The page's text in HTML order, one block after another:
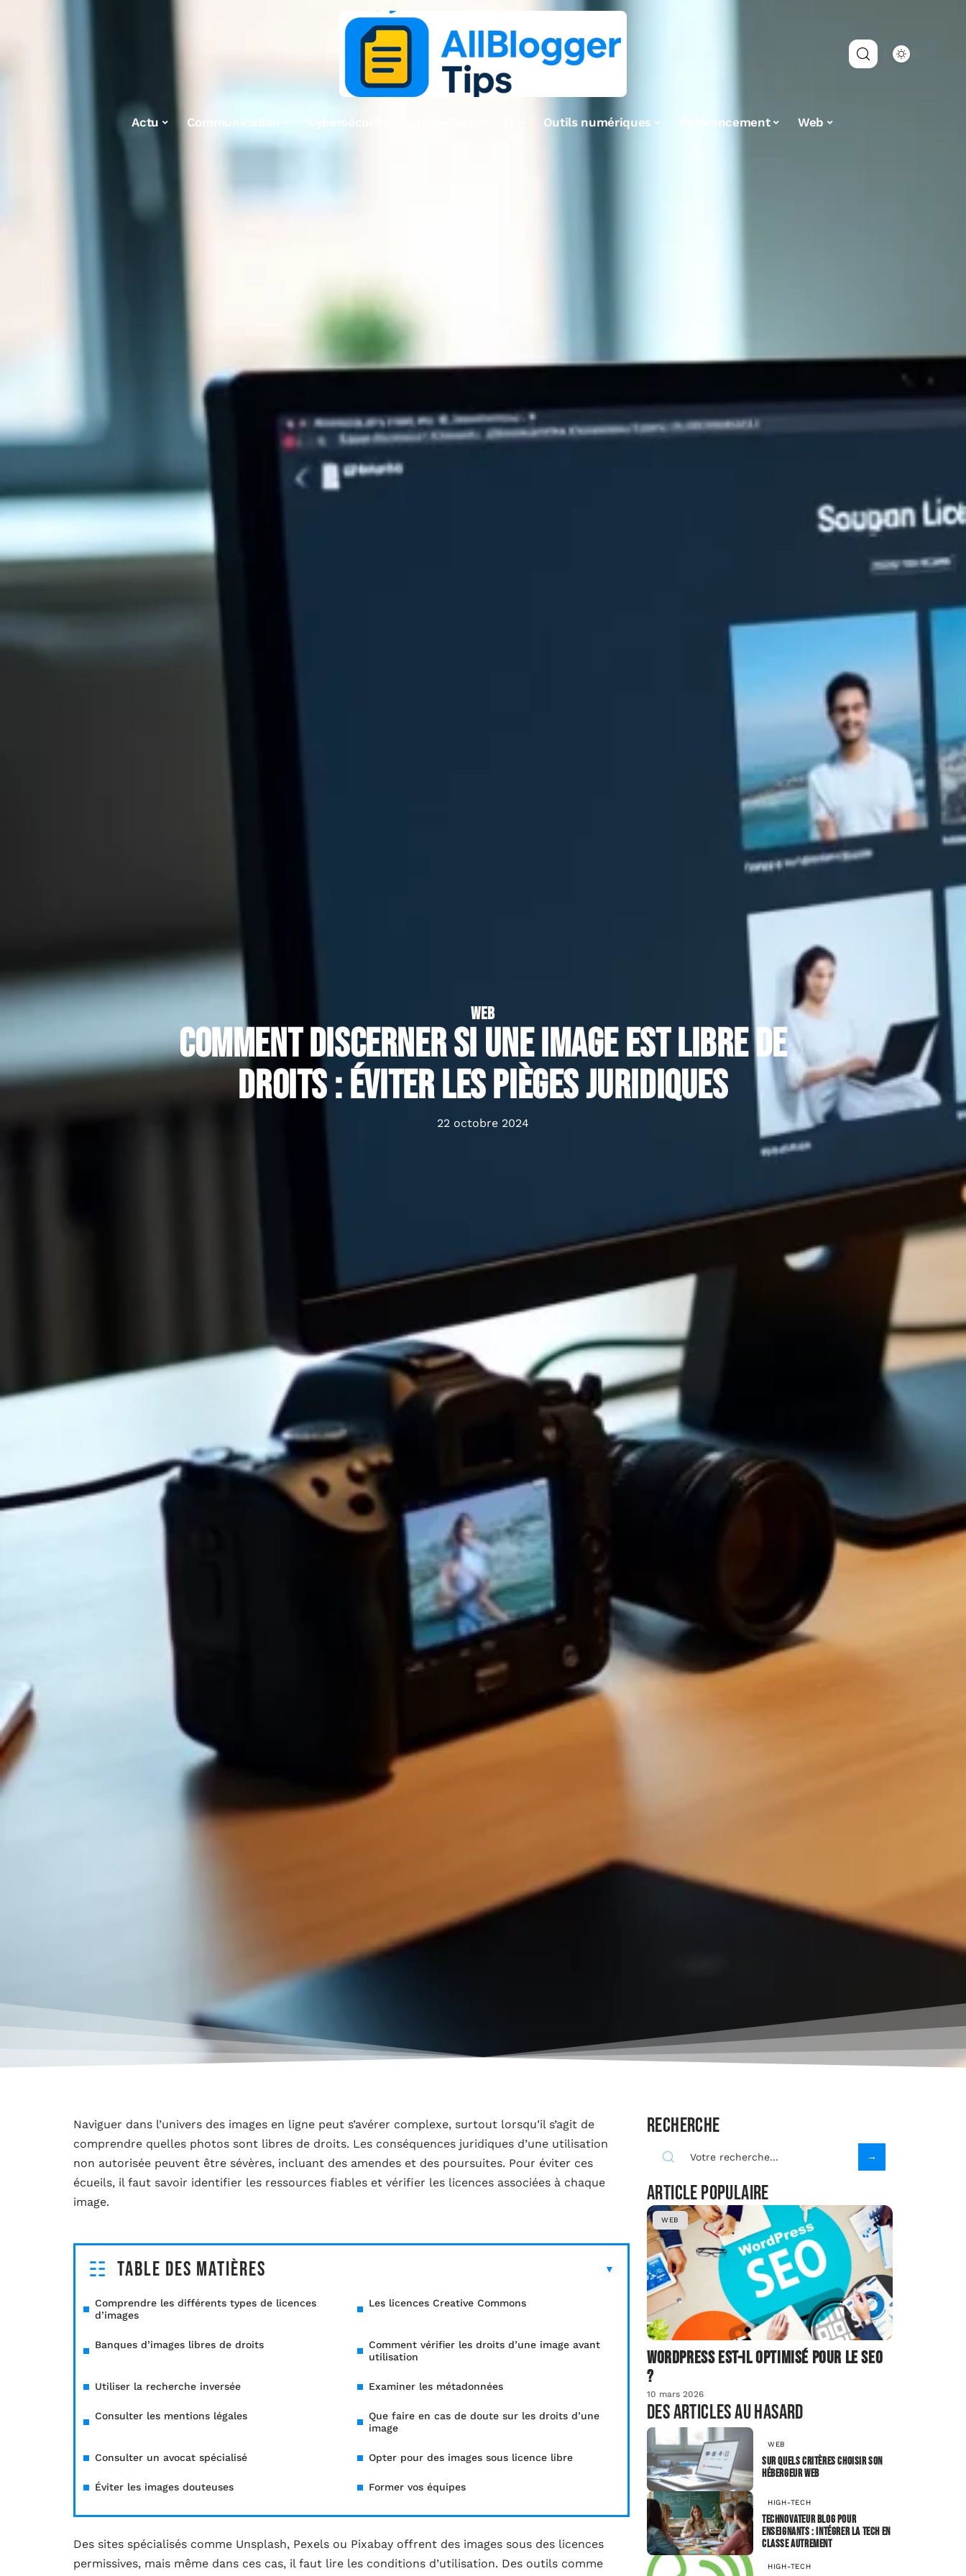
Actu Communication Cybersécurité Outils numériques Référencement Web
WEB
Comment discerner si une image est libre de
droits : éviter les pièges juridiques
22 octobre 2024
Naviguer dans l’univers des images en ligne peut s’avérer complexe, surtout lorsqu’il s’agit de
comprendre quelles photos sont libres de droits. Les conséquences juridiques d’une utilisation
non autorisée peuvent être sévères, incluant des amendes et des poursuites. Pour éviter ces
écueils, il faut savoir identifier les ressources fiables et vérifier les licences associées à chaque
image.
Table des matières
Comprendre les différents types de licences
d’images
Les licences Creative Commons
Banques d’images libres de droits
Comment vérifier les droits d’une image avant
utilisation
Utiliser la recherche inversée Examiner les métadonnées
Consulter les mentions légales
Que faire en cas de doute sur les droits d’une
image
Consulter un avocat spécialisé Opter pour des images sous licence libre
Éviter les images douteuses Former vos équipes
Des sites spécialisés comme Unsplash, Pexels ou Pixabay offrent des images sous des licences
permissives, mais même dans ces cas, il faut lire les conditions d’utilisation. Des outils comme
Recherche
Article populaire
WEB
Wordpress est-il optimisé pour le SEO
?
10 mars 2026
Des articles au hasard
WEB
Sur quels critères choisir son
hébergeur web
HIGH-TECH
Technovateur blog pour
enseignants : intégrer la tech en
classe autrement
HIGH-TECH